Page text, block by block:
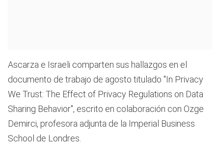
Ascarza e Israeli comparten sus hallazgos en el
documento de trabajo de agosto titulado "In Privacy
We Trust: The Effect of Privacy Regulations on Data
Sharing Behavior", escrito en colaboración con Ozge
Demirci, profesora adjunta de la Imperial Business
School de Londres.